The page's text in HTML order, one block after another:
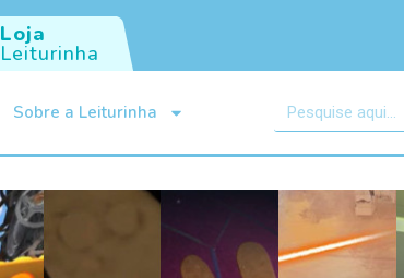
Loja
Leiturinha
Sobre a Leiturinha